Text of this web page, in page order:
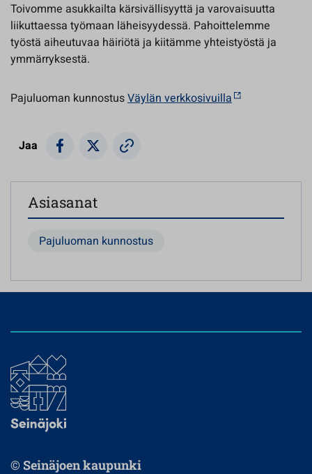
Toivomme asukkailta kärsivällisyyttä ja varovaisuutta
liikuttaessa työmaan läheisyydessä. Pahoittelemme
työstä aiheutuvaa häiriötä ja kiitämme yhteistyöstä ja
ymmärryksestä.
Pajuluoman kunnostusVäylän verkkosivuilla
Jaa
Asiasanat
Pajuluoman kunnostus
© Seinäjoen kaupunki